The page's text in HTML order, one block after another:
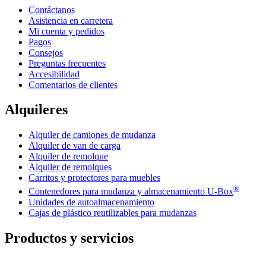
Contáctanos
Asistencia en carretera
Mi cuenta y pedidos
Pagos
Consejos
Preguntas frecuentes
Accesibilidad
Comentarios de clientes
Alquileres
Alquiler de camiones de mudanza
Alquiler de van de carga
Alquiler de remolque
Alquiler de remolques
Carritos y protectores para muebles
Contenedores para mudanza y almacenamiento U-Box®
Unidades de autoalmacenamiento
Cajas de plástico reutilizables para mudanzas
Productos y servicios